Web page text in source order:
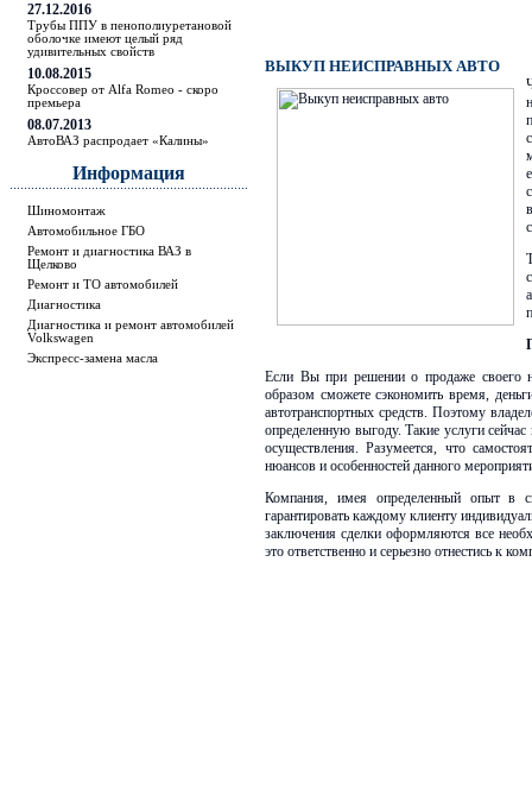
27.12.2016
Трубы ППУ в пенополиуретановой
оболочке имеют целый ряд
удивительных свойств
10.08.2015
Кроссовер от Alfa Romeo - скоро
премьера
08.07.2013
АвтоВАЗ распродает «Калины»
Информация
Шиномонтаж
Автомобильное ГБО
Ремонт и диагностика ВАЗ в
Щелково
Ремонт и ТО автомобилей
Диагностика
Диагностика и ремонт автомобилей
Volkswagen
Экспресс-замена масла
ВЫКУП НЕИСПРАВНЫХ АВТО
Если Вы при решении о продаже своего
образом сможете сэкономить время,
автотранспортных средств. Поэтому
определенную выгоду. Такие услуги
осуществления. Разумеется, что
нюансов и особенностей данного
Компания, имея определенный опыт в
гарантировать каждому клиенту
заключения сделки оформляются все
это ответственно и серьезно отнестись к